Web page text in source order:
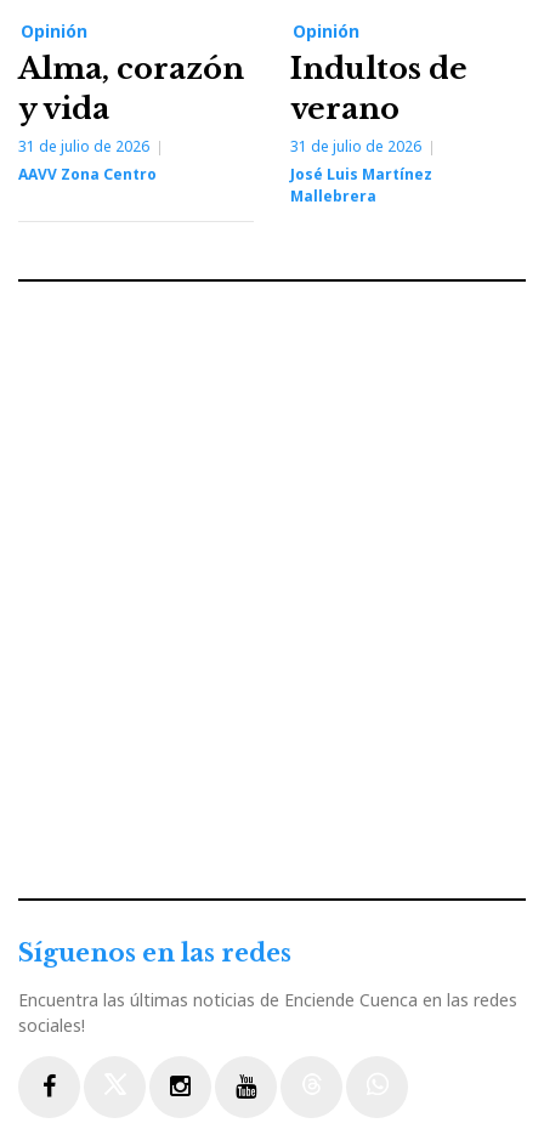
Opinión
Alma, corazón
y vida
31 de julio de 2026
AAVV Zona Centro
Opinión
Indultos de
verano
31 de julio de 2026
José Luis Martínez
Mallebrera
Síguenos en las redes
Encuentra las últimas noticias de Enciende Cuenca en las redes
sociales!